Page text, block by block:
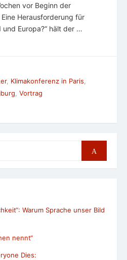
vor Beginn der
Herausforderung für
Europa?“ hält der …
, Klimakonferenz in Paris,
Vortrag
Search
Warum Sprache unser Bild
nennt“
Dies: